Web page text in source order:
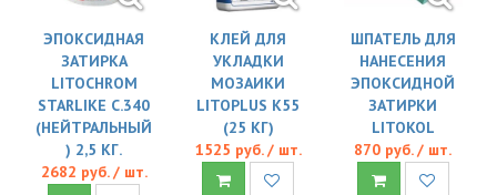
ЭПОКСИДНАЯ
ЗАТИРКА
LITOCHROM
STARLIKE C.340
(НЕЙТРАЛЬНЫЙ
) 2,5 КГ.
2682 руб. / шт.
КЛЕЙ ДЛЯ
УКЛАДКИ
МОЗАИКИ
LITOPLUS K55
(25 КГ)
1525 руб. / шт.
ШПАТЕЛЬ ДЛЯ
НАНЕСЕНИЯ
ЭПОКСИДНОЙ
ЗАТИРКИ
LITOKOL
870 руб. / шт.